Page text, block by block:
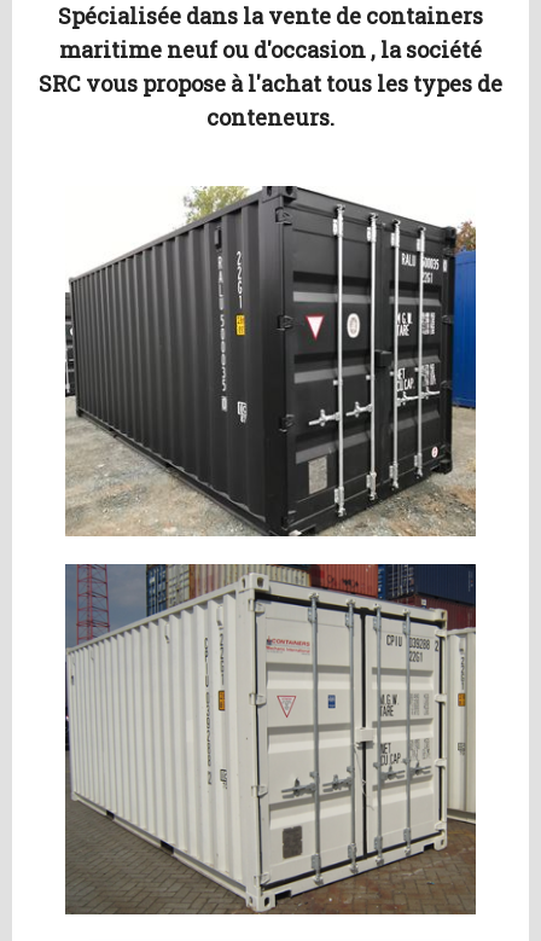
Spécialisée dans la vente de containers
maritime neuf ou d'occasion , la société
SRC vous propose à l'achat tous les types de
conteneurs.